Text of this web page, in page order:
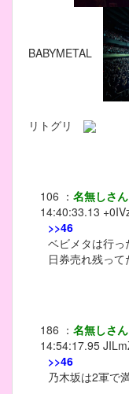
BABYMETAL
リトグリ
106 ： 名無しさ
14:40:33.13
>>46
ベビメタは行っ
日券売れ残って
186 ： 名無しさ
14:54:17.95
>>46
乃木坂は2軍で